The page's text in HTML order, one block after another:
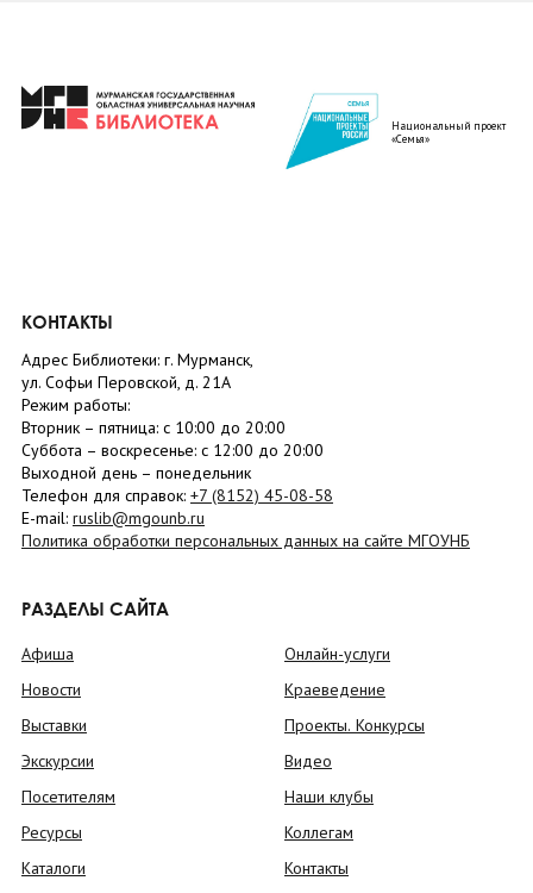
Национальный проект
«Семья»
КОНТАКТЫ
Адрес Библиотеки: г. Мурманск,
ул. Софьи Перовской, д. 21А
Режим работы:
Вторник – пятница: с 10:00 до 20:00
Суббота – воскресенье: c 12:00 до 20:00
Выходной день – понедельник
Телефон для справок: +7 (8152) 45-08-58
E-mail: ruslib@mgounb.ru
Политика обработки персональных данных на сайте МГОУНБ
РАЗДЕЛЫ САЙТА
Афиша
Новости
Выставки
Экскурсии
Посетителям
Ресурсы
Каталоги
Онлайн-услуги
Краеведение
Проекты. Конкурсы
Видео
Наши клубы
Коллегам
Контакты